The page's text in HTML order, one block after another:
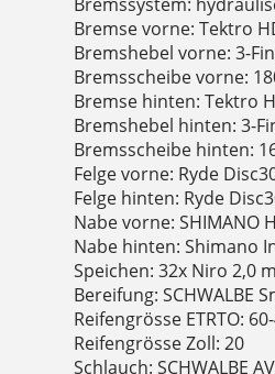
Bremse vorne: Tektro
Bremshebel vorne: 3-
Bremsscheibe vorne:
Bremse hinten: Tektro
Bremshebel hinten: 3-
Bremsscheibe hinten:
Felge vorne: Ryde
Felge hinten: Ryde
Nabe vorne: SHIMANO
Nabe hinten: Shimano
Speichen: 32x Niro 2,0
Bereifung: SCHWALBE
Reifengrösse ETRTO:
Reifengrösse Zoll: 20
Schlauch: SCHWALBE